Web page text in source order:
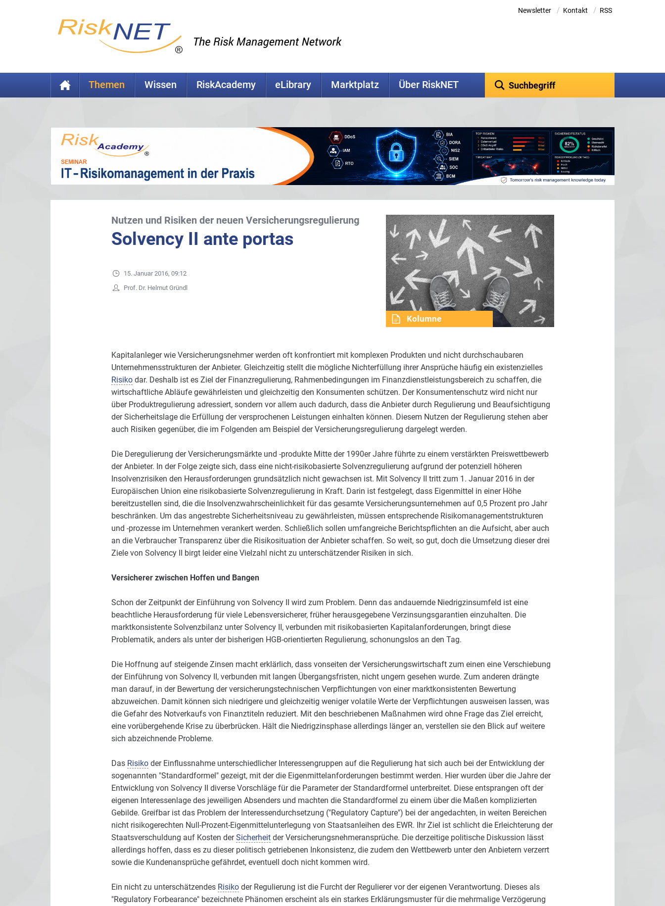
Newsletter / Kontakt / RSS
Themen Wissen RiskAcademy eLibrary Marktplatz Über RiskNET
Nutzen und Risiken der neuen Versicherungsregulierung
Solvency II ante portas
15. Januar 2016, 09:12
Prof. Dr. Helmut Gründl
Kolumne
Kapitalanleger wie Versicherungsnehmer werden oft konfrontiert mit komplexen Produkten und nicht durchschaubaren
Unternehmensstrukturen der Anbieter. Gleichzeitig stellt die mögliche Nichterfüllung ihrer Ansprüche häufig ein existenzielles
Risikodar. Deshalb ist es Ziel der Finanzregulierung, Rahmenbedingungen im Finanzdienstleistungsbereich zu schaffen, die
wirtschaftliche Abläufe gewährleisten und gleichzeitig den Konsumenten schützen. Der Konsumentenschutz wird nicht nur
über Produktregulierung adressiert, sondern vor allem auch dadurch, dass die Anbieter durch Regulierung und Beaufsichtigung
der Sicherheitslage die Erfüllung der versprochenen Leistungen einhalten können. Diesem Nutzen der Regulierung stehen aber
auch Risiken gegenüber, die im Folgenden am Beispiel der Versicherungsregulierung dargelegt werden.
Die Deregulierung der Versicherungsmärkte und -produkte Mitte der 1990er Jahre führte zu einem verstärkten Preiswettbewerb
der Anbieter. In der Folge zeigte sich, dass eine nicht-risikobasierte Solvenzregulierung aufgrund der potenziell höheren
Insolvenzrisiken den Herausforderungen grundsätzlich nicht gewachsen ist. Mit Solvency II tritt zum 1. Januar 2016 in der
Europäischen Union eine risikobasierte Solvenzregulierung in Kraft. Darin ist festgelegt, dass Eigenmittel in einer Höhe
bereitzustellen sind, die die Insolvenzwahrscheinlichkeit für das gesamte Versicherungsunternehmen auf 0,5 Prozent pro Jahr
beschränken. Um das angestrebte Sicherheitsniveau zu gewährleisten, müssen entsprechende Risikomanagementstrukturen
und -prozesse im Unternehmen verankert werden. Schließlich sollen umfangreiche Berichtspflichten an die Aufsicht, aber auch
an die Verbraucher Transparenz über die Risikosituation der Anbieter schaffen. So weit, so gut, doch die Umsetzung dieser drei
Ziele von Solvency II birgt leider eine Vielzahl nicht zu unterschätzender Risiken in sich.
Versicherer zwischen Hoffen und Bangen
Schon der Zeitpunkt der Einführung von Solvency II wird zum Problem. Denn das andauernde Niedrigzinsumfeld ist eine
beachtliche Herausforderung für viele Lebensversicherer, früher herausgegebene Verzinsungsgarantien einzuhalten. Die
marktkonsistente Solvenzbilanz unter Solvency II, verbunden mit risikobasierten Kapitalanforderungen, bringt diese
Problematik, anders als unter der bisherigen HGB-orientierten Regulierung, schonungslos an den Tag.
Die Hoffnung auf steigende Zinsen macht erklärlich, dass vonseiten der Versicherungswirtschaft zum einen eine Verschiebung
der Einführung von Solvency II, verbunden mit langen Übergangsfristen, nicht ungern gesehen wurde. Zum anderen drängte
man darauf, in der Bewertung der versicherungstechnischen Verpflichtungen von einer marktkonsistenten Bewertung
abzuweichen. Damit können sich niedrigere und gleichzeitig weniger volatile Werte der Verpflichtungen ausweisen lassen, was
die Gefahr des Notverkaufs von Finanztiteln reduziert. Mit den beschriebenen Maßnahmen wird ohne Frage das Ziel erreicht,
eine vorübergehende Krise zu überbrücken. Hält die Niedrigzinsphase allerdings länger an, verstellen sie den Blick auf weitere
sich abzeichnende Probleme.
Das Risikoder Einflussnahme unterschiedlicher Interessengruppen auf die Regulierung hat sich auch bei der Entwicklung der
sogenannten "Standardformel" gezeigt, mit der die Eigenmittelanforderungen bestimmt werden. Hier wurden über die Jahre der
Entwicklung von Solvency II diverse Vorschläge für die Parameter der Standardformel unterbreitet. Diese entsprangen oft der
eigenen Interessenlage des jeweiligen Absenders und machten die Standardformel zu einem über die Maßen komplizierten
Gebilde. Greifbar ist das Problem der Interessendurchsetzung ("Regulatory Capture") bei der angedachten, in weiten Bereichen
nicht risikogerechten Null-Prozent-Eigenmittelunterlegung von Staatsanleihen des EWR. Ihr Ziel ist schlicht die Erleichterung der
Staatsverschuldung auf Kosten derSicherheitder Versicherungsnehmeransprüche. Die derzeitige politische Diskussion lässt
allerdings hoffen, dass es zu dieser politisch getriebenen Inkonsistenz, die zudem den Wettbewerb unter den Anbietern verzerrt
sowie die Kundenansprüche gefährdet, eventuell doch nicht kommen wird.
Ein nicht zu unterschätzendes Risikoder Regulierung ist die Furcht der Regulierer vor der eigenen Verantwortung. Dieses als
"Regulatory Forbearance" bezeichnete Phänomen erscheint als ein starkes Erklärungsmuster für die mehrmalige Verzögerung